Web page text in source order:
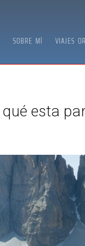
SOBRE MÍ VIAJES
esta